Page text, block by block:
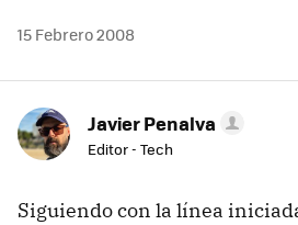
15 Febrero 2008
Javier Penalva
Editor - Tech
Siguiendo con la línea